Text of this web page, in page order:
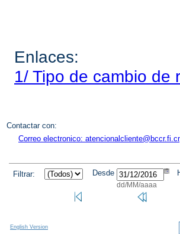
Enlaces:
1/ Tipo de cambio de
Contactar con:
Correo electronico:
Filtrar: Desde
dd/MM/aaaa
English Version